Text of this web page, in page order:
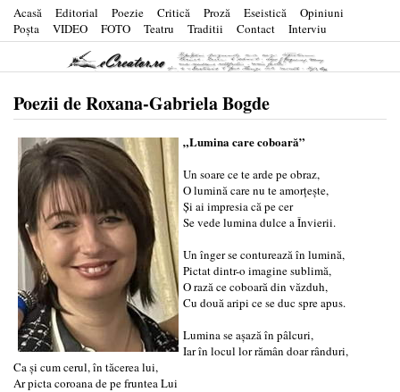
Acasă Editorial Poezie Critică Proză Eseistică
Opiniuni
Poşta
VIDEO FOTO Teatru Traditii Contact Interviu
Poezii de Roxana-Gabriela Bogde
„Lumina care coboară”
Un soare ce te arde pe obraz,
O lumină care nu te amorțește,
Și ai impresia că pe cer
Se vede lumina dulce a Învierii.
Un înger se conturează în lumină,
Pictat dintr-o imagine sublimă,
O rază ce coboară din văzduh,
Cu două aripi ce se duc spre apus.
Lumina se așază în pâlcuri,
Iar în locul lor rămân doar rânduri,
Ca și cum cerul, în tăcerea lui,
Ar picta coroana de pe fruntea Lui